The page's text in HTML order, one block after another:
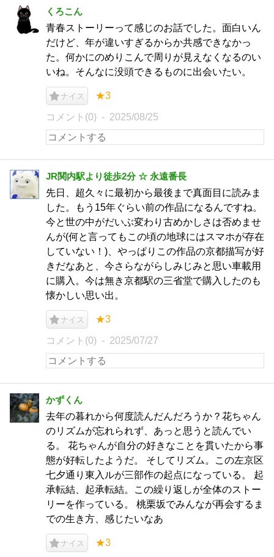
くろこん
青春ストーリーって感じのお話でした。面白いん
だけど、年が違いすぎるからか共感できなかっ
た。何かにのめりこんで周りが見えなくなるのい
いね。そんなに没頭できるものに出会いたい。
ナイス ★3
コメント(0) 2025/08/25
JR関内駅より徒歩2分 ☆ 永遠番長
先日、超久々に最初から最後まで真面目に読みま
した。もう15年ぐらい前の作品になるんですね。
今と世の中がだいぶ変わり古めかしさは否めませ
んが(何と言ってもこの頃の地球にはスマホが存在
していない！)、やっぱりこの作品の京都描写が好
きだなあと、今さらながらしみじみと思い車載用
に購入。今は無き京都駅の三省堂で購入したのも
懐かしい思い出。
ナイス ★3
コメント(0) 2025/07/27
かずくん
去年の暮れから何度読んだんだろうか？花ちゃん
のリズムが忘れられず、あっと思うと読んでい
る。 花ちゃんが自分の好きなことを貫いたから事
態が好転したようだ。 そしてリズム。この左京区
七夕通り東入ルが三部作の起点になっている。 起
承転結、起承転結。この繰り返しが全体のストー
リーを作っている。 桃栗坂でみんなが再会するま
での生き方、感じたいなあ
ナイス ★3